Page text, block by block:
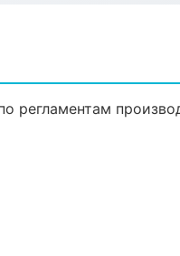
регламентам